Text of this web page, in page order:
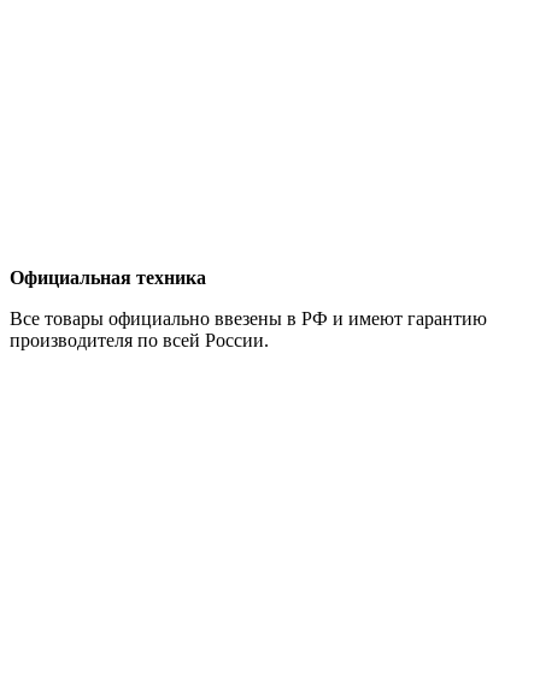
Официальная техника
Все товары официально ввезены в РФ и имеют гарантию
производителя по всей России.